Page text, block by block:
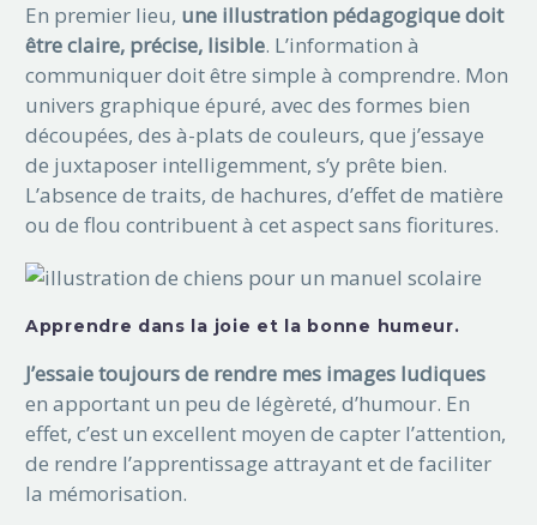
En premier lieu, une illustration pédagogique doit
être claire, précise, lisible. L’information à
communiquer doit être simple à comprendre. Mon
univers graphique épuré, avec des formes bien
découpées, des à-plats de couleurs, que j’essaye
de juxtaposer intelligemment, s’y prête bien.
L’absence de traits, de hachures, d’effet de matière
ou de flou contribuent à cet aspect sans fioritures.
Apprendre dans la joie et la bonne humeur.
J’essaie toujours de rendre mes images ludiques
en apportant un peu de légèreté, d’humour. En
effet, c’est un excellent moyen de capter l’attention,
de rendre l’apprentissage attrayant et de faciliter
la mémorisation.